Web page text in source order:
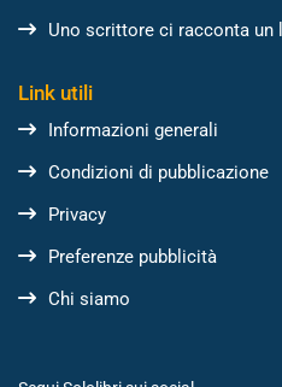
Uno scrittore ci racconta un
Link utili
Informazioni generali
Condizioni di pubblicazione
Privacy
Preferenze pubblicità
Chi siamo